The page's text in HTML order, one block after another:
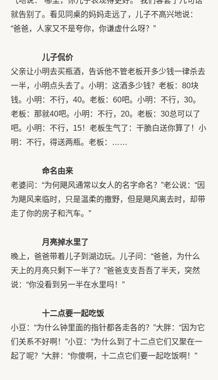
就告别了。看见同桌的妈妈走远了，儿子不高兴地说：
“爸爸，人家又不是夸你，你谦虚什么呀？”
儿子侃价
父亲让小明去买瓶酒，告诉他不管老板开多少钱一律杀去
一半，小明点头去了。小明：这酒多少钱？老板：80块
钱。小明：不行，40。老板：60吧。小明：不行，30。
老板：那就40吧。小明：不行，20。老板：30总可以了
吧。小明：不行，15！老板生气了：干脆白送你算了！小
明：不行，得送两瓶。老板：……
命名由来
老婆问：“为何飓风通常以女人的名字命名？”老公说：“因
为飓风来临时，只是温柔的撒野，但是飓风离去时，却带
走了你的房子和汽车。”
月亮掉水里了
晚上，爸爸带着儿子到湖边玩。儿子问：“爸爸，为什么
天上的月亮只剩下一半了？”爸爸支支吾吾了半天，突然
说：“你没看到另一半在水里吗！”
十二点要一起吃饭
小豆：“为什么钟里面的指针都各走各的？”大胖：“因为它
们关系不好啊！”小豆：“为什么到了十二点它们又聚在一
起了呢？”大胖：“你傻啊，十二点它们要一起吃饭啊！”